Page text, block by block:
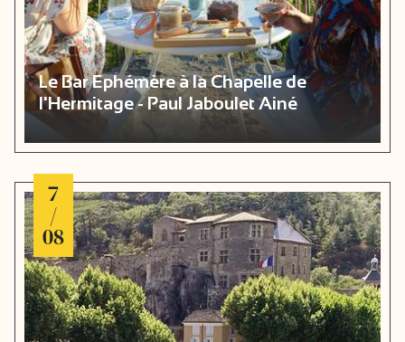
Le Bar Ephémère à la Chapelle de
l'Hermitage - Paul Jaboulet Ainé
7
/
08